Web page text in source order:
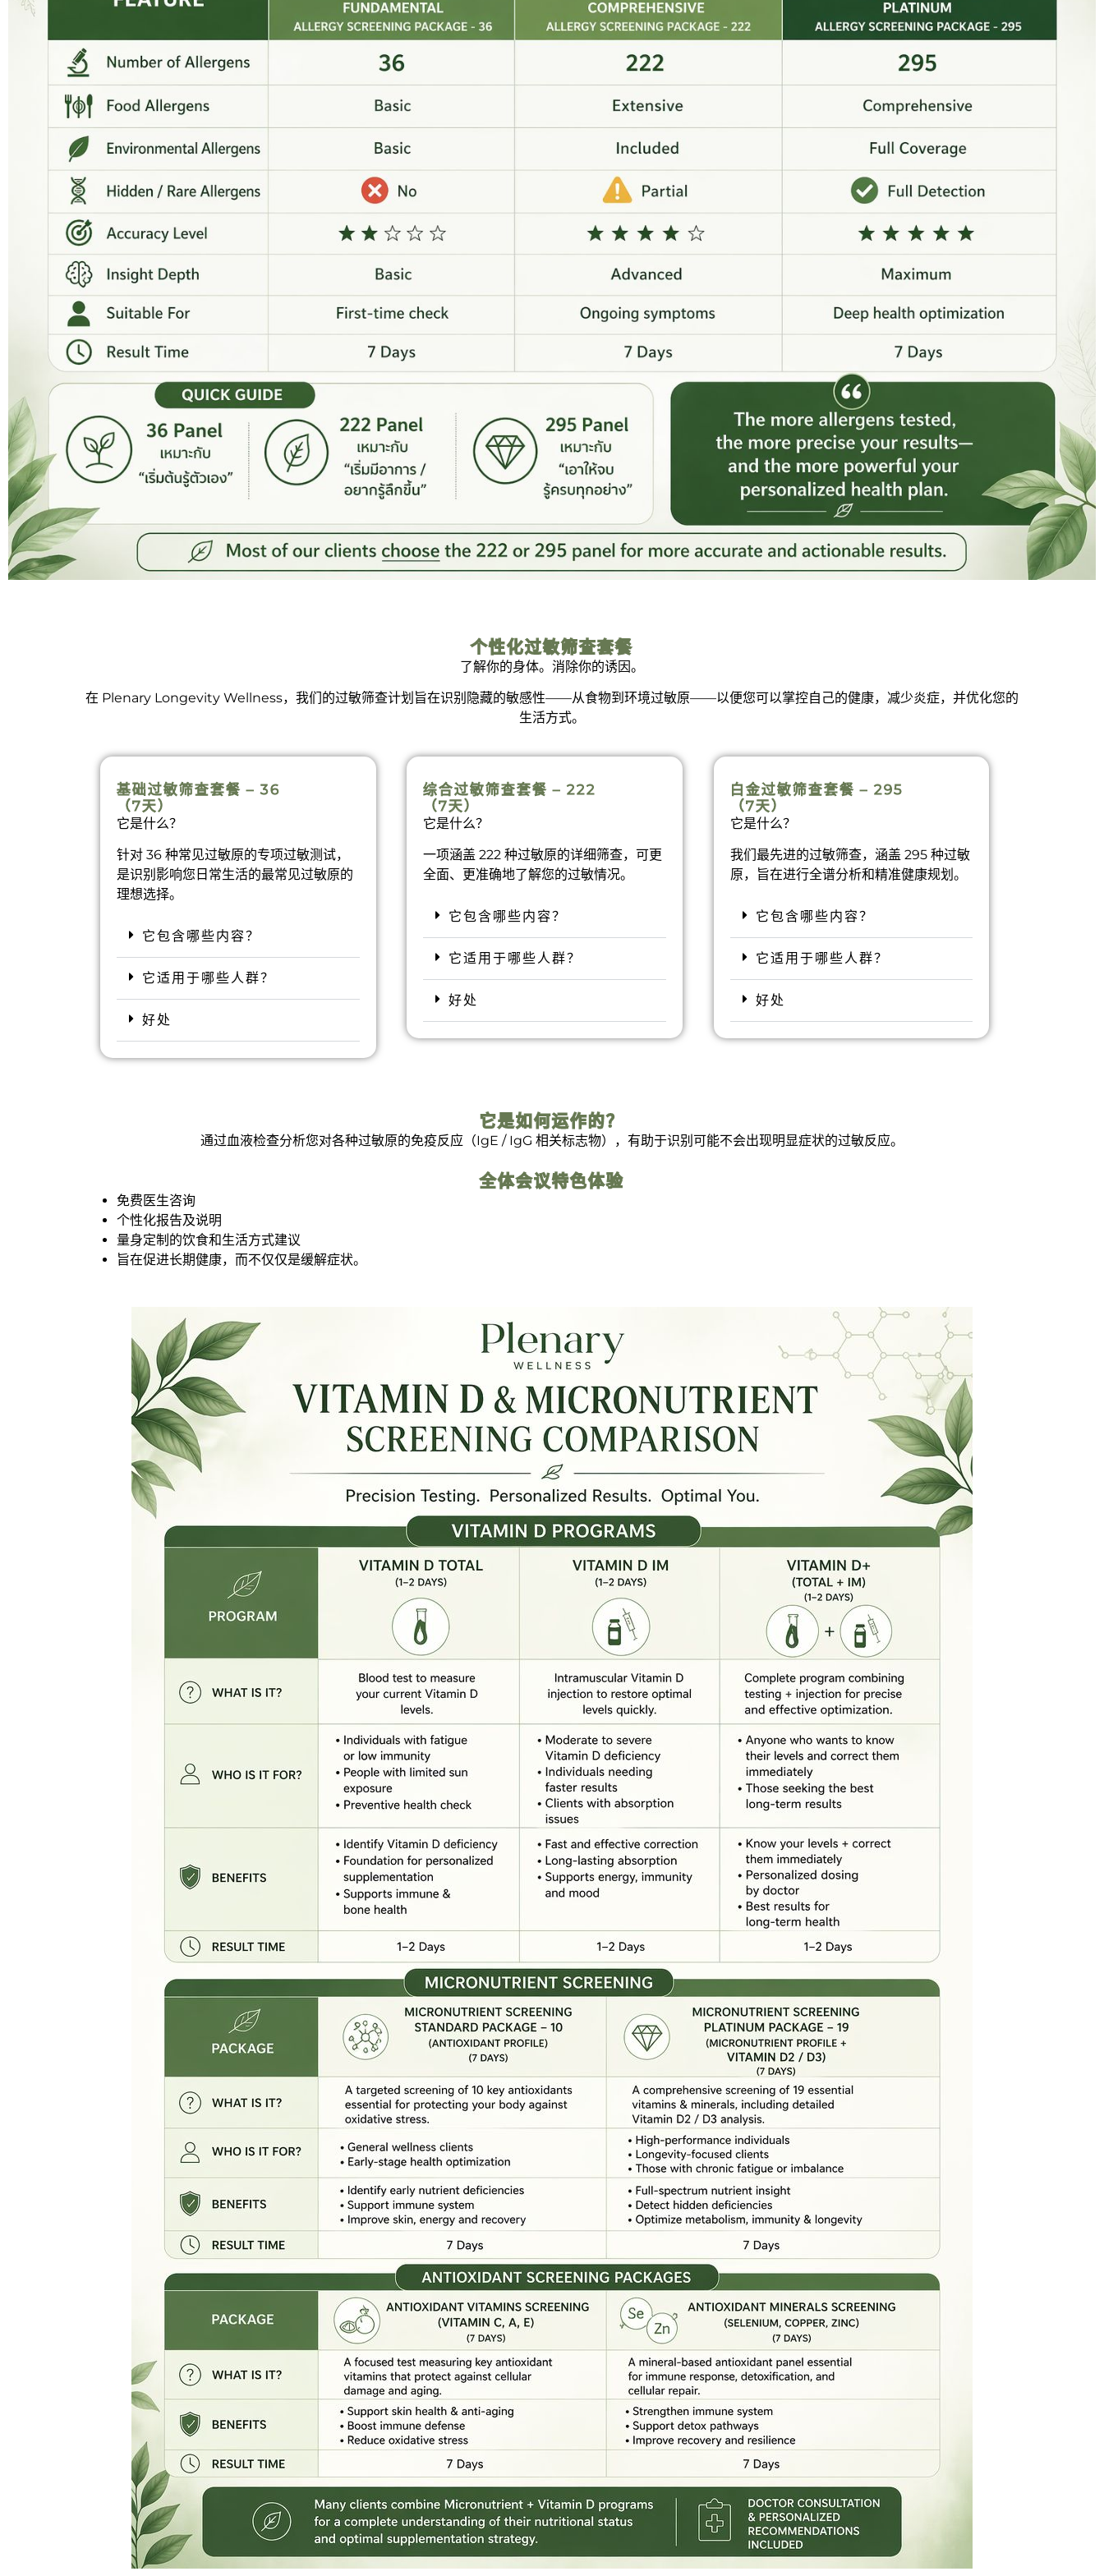
个性化过敏筛查套餐
了解你的身体。消除你的诱因。
在 Plenary Longevity Wellness，我们的过敏筛查计划旨在识别隐藏的敏感性——从食物到环境过敏原——以便您可以掌控自己的健康，减少炎症，并优化您的
生活方式。
基础过敏筛查套餐 – 36
（7天）
它是什么？
针对 36 种常见过敏原的专项过敏测试，
是识别影响您日常生活的最常见过敏原的
理想选择。
它包含哪些内容？
它适用于哪些人群？
好处
综合过敏筛查套餐 – 222
（7天）
它是什么？
一项涵盖 222 种过敏原的详细筛查，可更
全面、更准确地了解您的过敏情况。
它包含哪些内容？
它适用于哪些人群？
好处
白金过敏筛查套餐 – 295
（7天）
它是什么？
我们最先进的过敏筛查，涵盖 295 种过敏
原，旨在进行全谱分析和精准健康规划。
它包含哪些内容？
它适用于哪些人群？
好处
它是如何运作的？
通过血液检查分析您对各种过敏原的免疫反应（IgE / IgG 相关标志物），有助于识别可能不会出现明显症状的过敏反应。
全体会议特色体验
免费医生咨询
个性化报告及说明
量身定制的饮食和生活方式建议
旨在促进长期健康，而不仅仅是缓解症状。